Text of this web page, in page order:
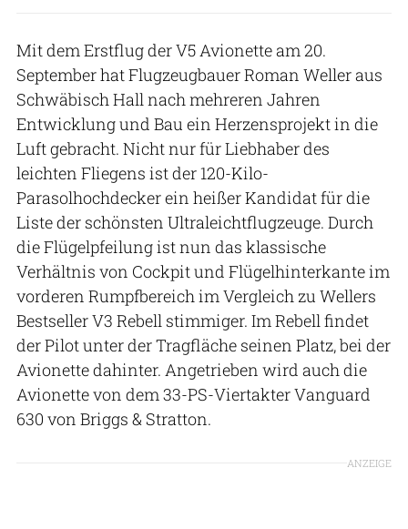
Mit dem Erstflug der V5 Avionette am 20.
September hat Flugzeugbauer Roman Weller aus
Schwäbisch Hall nach mehreren Jahren
Entwicklung und Bau ein Herzensprojekt in die
Luft gebracht. Nicht nur für Liebhaber des
leichten Fliegens ist der 120-Kilo-
Parasolhochdecker ein heißer Kandidat für die
Liste der schönsten Ultraleichtflugzeuge. Durch
die Flügelpfeilung ist nun das klassische
Verhältnis von Cockpit und Flügelhinterkante im
vorderen Rumpfbereich im Vergleich zu Wellers
Bestseller V3 Rebell stimmiger. Im Rebell findet
der Pilot unter der Tragfläche seinen Platz, bei der
Avionette dahinter. Angetrieben wird auch die
Avionette von dem 33-PS-Viertakter Vanguard
630 von Briggs & Stratton.
ANZEIGE